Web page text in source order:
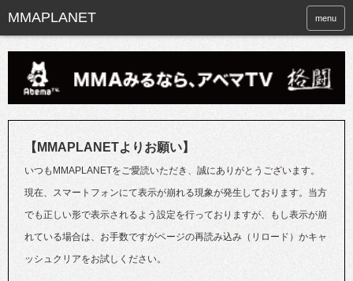
menu
【MMAPLANETよりお願い】
いつもMMAPLANETをご愛読いただき、誠にありがとうございます。
現在、スマートフォンにて表示が崩れる現象が発生しております。当方
でも正しい形で表示されるよう設定を行っておりますが、もし表示が崩
れている場合は、お手数ですがページの再読み込み（リロード）かキャ
ッシュクリアをお試しください。